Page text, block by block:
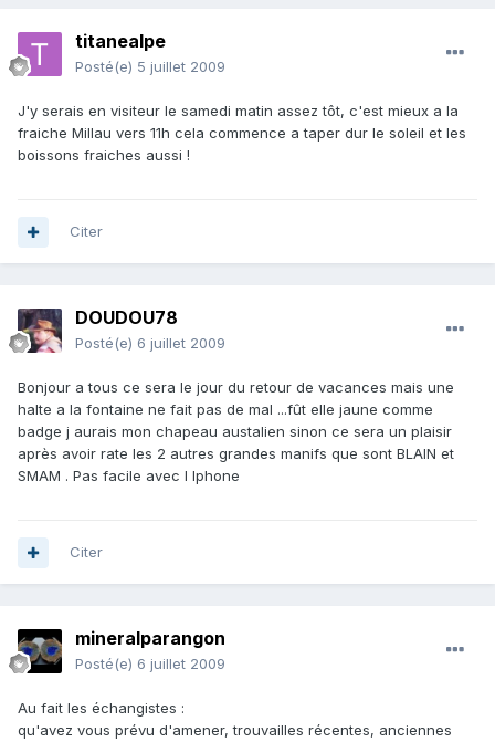
titanealpe
Posté(e) 5 juillet 2009
J'y serais en visiteur le samedi matin assez tôt, c'est mieux a la
fraiche Millau vers 11h cela commence a taper dur le soleil et les
boissons fraiches aussi !
Citer
DOUDOU78
Posté(e) 6 juillet 2009
Bonjour a tous ce sera le jour du retour de vacances mais une
halte a la fontaine ne fait pas de mal ...fût elle jaune comme
badge j aurais mon chapeau austalien sinon ce sera un plaisir
après avoir rate les 2 autres grandes manifs que sont BLAIN et
SMAM . Pas facile avec l Iphone
Citer
mineralparangon
Posté(e) 6 juillet 2009
Au fait les échangistes :
qu'avez vous prévu d'amener, trouvailles récentes, anciennes